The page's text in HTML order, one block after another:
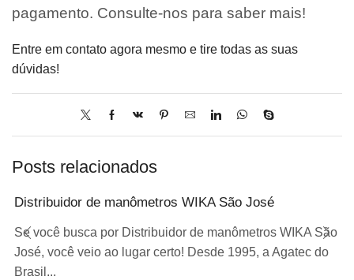
pagamento. Consulte-nos para saber mais!
Entre em contato agora mesmo e tire todas as suas
dúvidas!
Posts relacionados
Distribuidor de manômetros WIKA São José
Se você busca por Distribuidor de manômetros WIKA São
José, você veio ao lugar certo! Desde 1995, a Agatec do
Brasil...